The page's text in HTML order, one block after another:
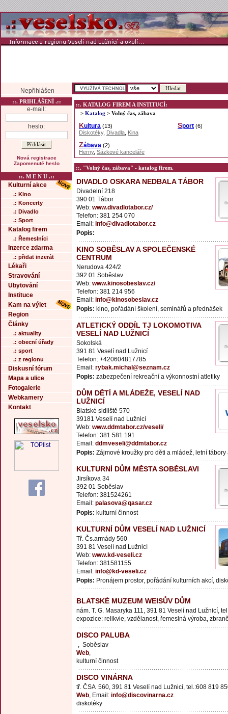
Nepřihlášen
::. PRIHLÁŠENÍ .::
e-mail:
heslo:
Nová registrace
Zapomenuté heslo
::. M E N U .::
Kulturní akce
.: Kino
.: Koncerty
.: Divadlo
.: Sport
Katalog firem
.: Řemeslníci
Inzerce zdarma
.: přidat inzerát
Lékaři
Stravování
Ubytování
Instituce
Kam na výlet
Region
Články
.: aktuality
.: obecní úřady
.: sport
.: z regionu
Diskusní fórum
Mapa a ulice
Fotogalerie
Webkamery
Kontakt
::. KATALOG FIREM A INSTITUCÍ:
> Katalog > Volný čas, zábava
Kultura (13)
Diskotéky, Divadla Kina
Sport (6)
Zábava (2)
Herny, Sázkové kanceláře
::. "Volný čas, zábava" - katalog firem.
DIVADLO OSKARA NEDBALA TÁBOR
Divadelní 218
390 01 Tábor
Web: www.divadlotabor.cz/
Telefon: 381 254 070
Email: info@divadlotabor.cz
Popis:
KINO SOBĚSLAV A SPOLEČENSKÉ
CENTRUM
Nerudova 424/2
392 01 Soběslav
Web: www.kinosobeslav.cz/
Telefon: 381 214 956
Email: info@kinosobeslav.cz
Popis: kino, pořádání školení, seminářů a přednášek
ATLETICKÝ ODDÍL TJ LOKOMOTIVA
VESELÍ NAD LUŽNICÍ
Sokolská
391 81 Veselí nad Lužnicí
Telefon: +420604817785
Email: rybak.michal@seznam.cz
Popis: zabezpečení rekreační a výkonnostní atletiky
DŮM DĚTÍ A MLÁDEŽE, VESELÍ NAD
LUŽNICÍ
Blatské sidliště 570
39181 Veselí nad Lužnicí
Web: www.ddmtabor.cz/veseli/
Telefon: 381 581 191
Email: ddmveseli@ddmtabor.cz
Popis: Zájmové kroužky pro děti a mládež, letní tábory
KULTURNÍ DŮM MĚSTA SOBĚSLAVI
Jirsíkova 34
392 01 Soběslav
Telefon: 381524261
Email: palasova@qasar.cz
Popis: kulturní činnost
KULTURNÍ DŮM VESELÍ NAD LUŽNICÍ
Tř. Čs.armády 560
391 81 Veselí nad Lužnicí
Web: www.kd-veseli.cz
Telefon: 381581155
Email: info@kd-veseli.cz
Popis: Pronájem prostor, pořádání kulturních akcí,
BLATSKÉ MUZEUM WEISŮV DŮM
nám. T. G. Masaryka 111, 391 81 Veselí nad Lužnicí,
expozice: relikvie, vzdělanost, řemeslná výroba,
DISCO PALUBA
, Soběslav
Web,
kulturní činnost
DISCO VINÁRNA
tř. ČSA 560, 391 81 Veselí nad Lužnicí, tel.:608 819
Web, Email: info@discovinarna.cz
diskotéky